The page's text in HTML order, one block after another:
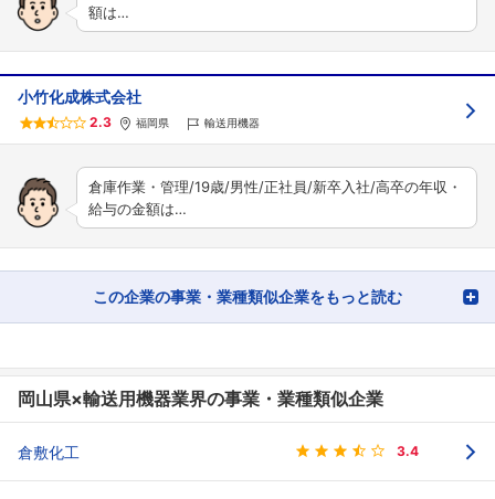
額は…
小竹化成株式会社
2.3 福岡県 輸送用機器
倉庫作業・管理/19歳/男性/正社員/新卒入社/高卒の年収・
給与の金額は…
この企業の事業・業種類似企業をもっと読む
岡山県×輸送用機器業界の事業・業種類似企業
倉敷化工 3.4